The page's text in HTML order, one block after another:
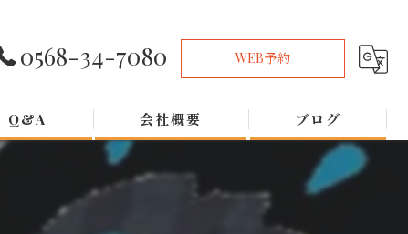
0568-34-7080 WEB予約
Q&A 会社概要 ブログ